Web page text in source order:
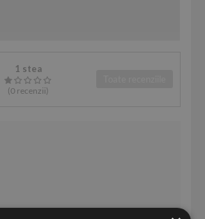
1 stea
(0recenzii)